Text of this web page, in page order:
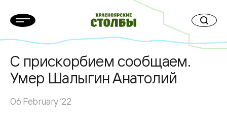
С прискорбием сообщаем.
Умер Шалыгин Анатолий
06 February ‘22